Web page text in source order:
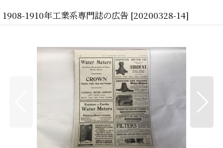
1908-1910年工業系専門誌の広告 [20200328-14]